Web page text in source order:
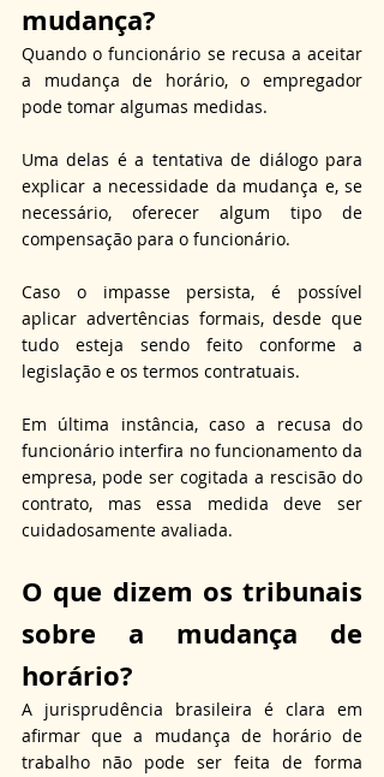
mudança?
Quando o funcionário se recusa a aceitar
a mudança de horário, o empregador
pode tomar algumas medidas.
Uma delas é a tentativa de diálogo para
explicar a necessidade da mudança e, se
necessário, oferecer algum tipo de
compensação para o funcionário.
Caso o impasse persista, é possível
aplicar advertências formais, desde que
tudo esteja sendo feito conforme a
legislação e os termos contratuais.
Em última instância, caso a recusa do
funcionário interfira no funcionamento da
empresa, pode ser cogitada a rescisão do
contrato, mas essa medida deve ser
cuidadosamente avaliada.
O que dizem os tribunais
sobre a mudança de
horário?
A jurisprudência brasileira é clara em
afirmar que a mudança de horário de
trabalho não pode ser feita de forma